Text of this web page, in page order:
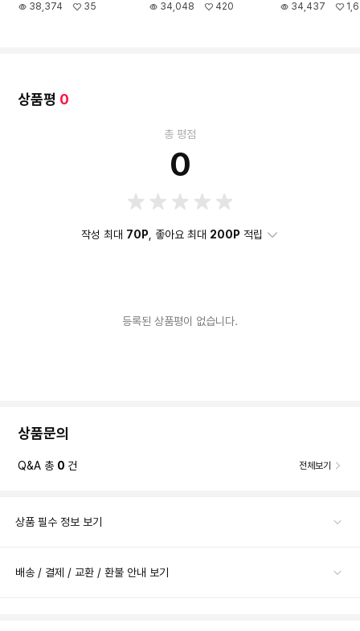
38,374
35
34,048
420
34,437
상품평 0
총 평점
0
작성 최대 70P, 좋아요 최대 200P 적립
등록된 상품평이 없습니다.
상품문의
Q&A 총 0 건 전체보기
상품 필수 정보 보기
배송 / 결제 / 교환 / 환불 안내 보기